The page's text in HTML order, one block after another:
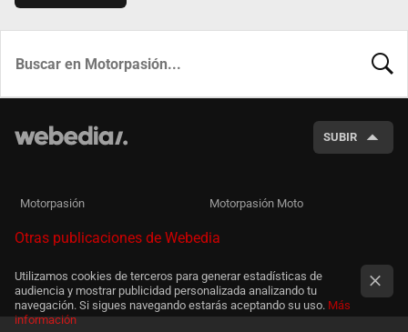
SUBIR
Motorpasión Motorpasión Moto
Otras publicaciones de Webedia
Utilizamos cookies de terceros para generar estadísticas de
audiencia y mostrar publicidad personalizada analizando tu
navegación. Si sigues navegando estarás aceptando su uso. Más
información